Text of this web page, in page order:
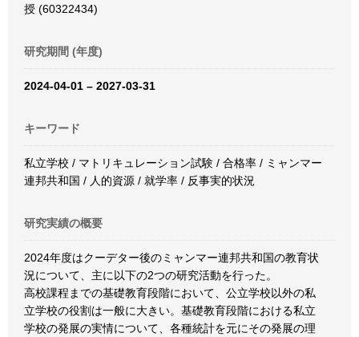
授 (60322434)
研究期間 (年度)
2024-04-01 – 2027-03-31
キーワード
私立学校 / マトリキュレーション試験 / 合格率 / ミャンマー
連邦共和国 / 人的資源 / 就学率 / 反事実的状況
研究実績の概要
2024年度はクーデター後のミャンマー連邦共和国の教育状
況について、主に以下の2つの研究活動を行った。
高校課程までの基礎教育段階において、公立学校以外の私
立学校の役割は一般に大きい。基礎教育段階における私立
学校の発展の実情について、各種統計を元にその発展の理